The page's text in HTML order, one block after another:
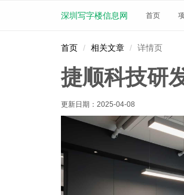
深圳写字楼信息网 首页
首页 相关文章 详情页
捷顺科技研
更新日期： 2025-04-08